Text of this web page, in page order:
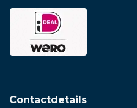
Contactdetails